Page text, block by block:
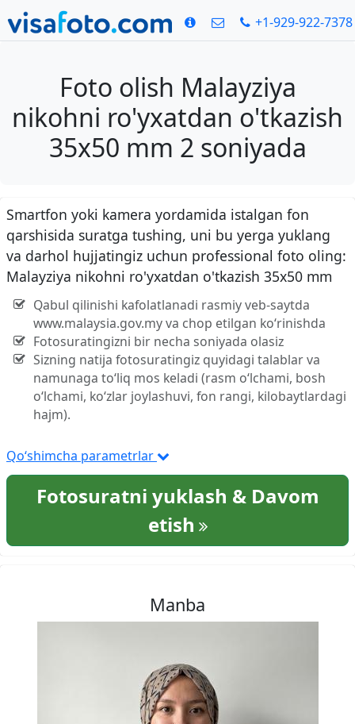
+1-929-922-7378
Foto olish Malayziya
nikohni ro'yxatdan o'tkazish
35x50 mm 2 soniyada
Smartfon yoki kamera yordamida istalgan fon
qarshisida suratga tushing, uni bu yerga yuklang
va darhol hujjatingiz uchun professional foto oling:
Malayziya nikohni ro'yxatdan o'tkazish 35x50 mm
Qabul qilinishi kafolatlanadi rasmiy veb-saytda
www.malaysia.gov.my va chop etilgan ko‘rinishda
Fotosuratingizni bir necha soniyada olasiz
Sizning natija fotosuratingiz quyidagi talablar va
namunaga to‘liq mos keladi (rasm o‘lchami, bosh
o‘lchami, ko‘zlar joylashuvi, fon rangi, kilobaytlardagi
hajm).
Qo‘shimcha parametrlar
Fotosuratni yuklash & Davom
etish
Manba